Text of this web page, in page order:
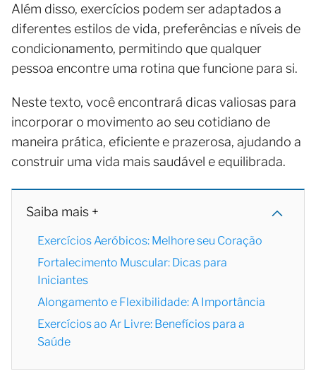
Além disso, exercícios podem ser adaptados a
diferentes estilos de vida, preferências e níveis de
condicionamento, permitindo que qualquer
pessoa encontre uma rotina que funcione para si.
Neste texto, você encontrará dicas valiosas para
incorporar o movimento ao seu cotidiano de
maneira prática, eficiente e prazerosa, ajudando a
construir uma vida mais saudável e equilibrada.
Saiba mais +
Exercícios Aeróbicos: Melhore seu Coração
Fortalecimento Muscular: Dicas para
Iniciantes
Alongamento e Flexibilidade: A Importância
Exercícios ao Ar Livre: Benefícios para a
Saúde